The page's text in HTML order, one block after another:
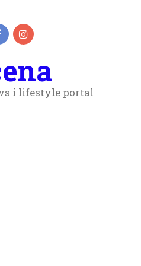
i lifestyle portal